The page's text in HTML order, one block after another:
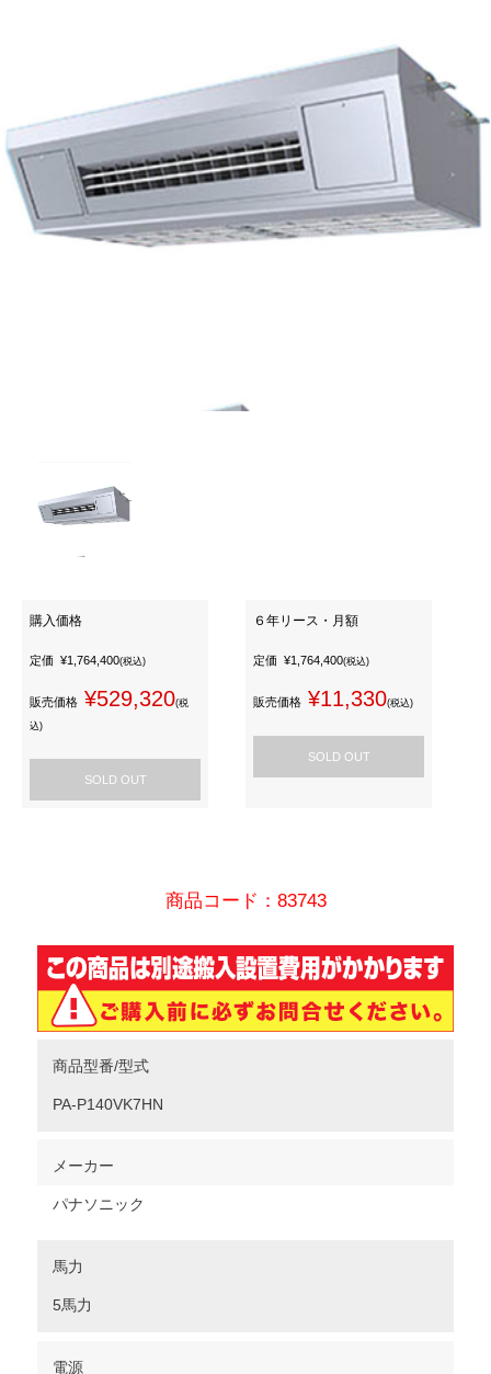
購入価格
定価 ¥1,764,400(税込)
販売価格 ¥529,320(税
込)
SOLD OUT
６年リース・月額
定価 ¥1,764,400(税込)
販売価格 ¥11,330(税込)
SOLD OUT
商品コード：83743
商品型番/型式
PA-P140VK7HN
メーカー
パナソニック
馬力
5馬力
電源